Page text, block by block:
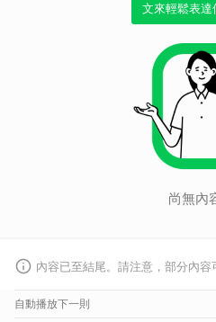
文來輕鬆表達
尚無內
內容已至結尾。請注意，部分內容
自動播放下一則